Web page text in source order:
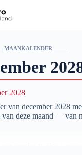
MAANKALENDER
2028
van december 2028
van deze maand — van
precies te zien